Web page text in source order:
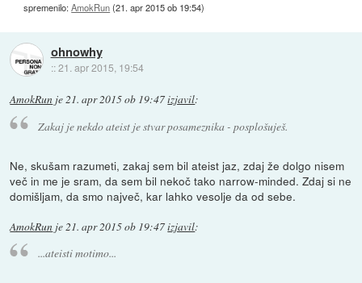
spremenilo:AmokRun(21. apr 2015 ob 19:54)
ohnowhy
::21. apr 2015, 19:54
AmokRun je21. apr 2015 ob 19:47izjavil:
Zakaj je nekdo ateist je stvar posameznika - posplošuješ.
Ne, skušam razumeti, zakaj sem bil ateist jaz, zdaj že dolgo nisem
več in me je sram, da sem bil nekoč tako narrow-minded. Zdaj si ne
domišljam, da smo največ, kar lahko vesolje da od sebe.
AmokRun je21. apr 2015 ob 19:47izjavil:
...ateisti motimo...